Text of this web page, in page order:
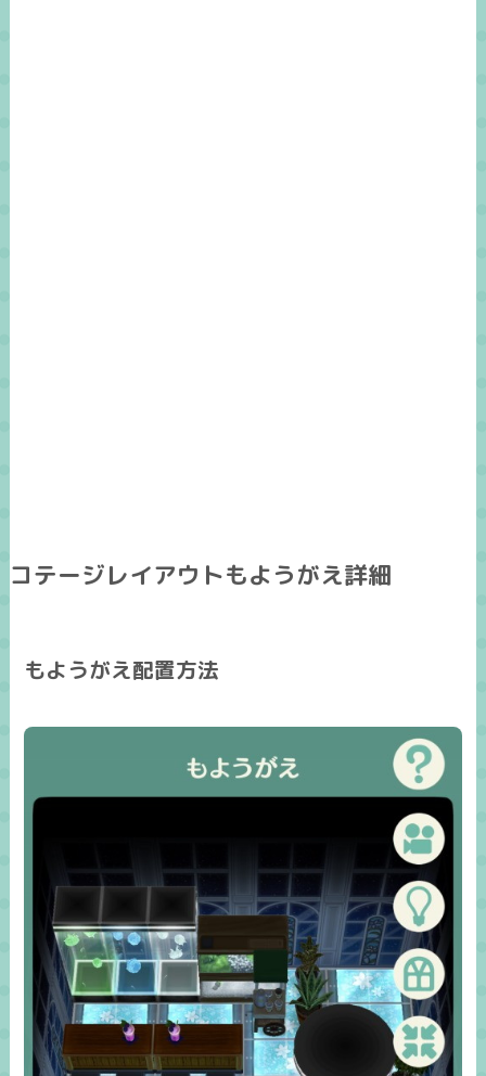
コテージレイアウトもようがえ詳細
もようがえ配置方法